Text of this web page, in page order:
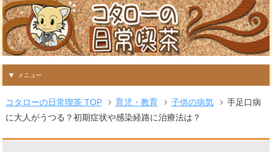
メニュー
コタローの日常喫茶 TOP 育児・教育 子供の病気
手足口病
に大人がうつる？初期症状や感染経路に治療法は？